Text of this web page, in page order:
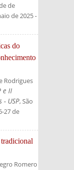
de
de 2025-
do
Rodrigues
e II
USP, São
27 de
Romero